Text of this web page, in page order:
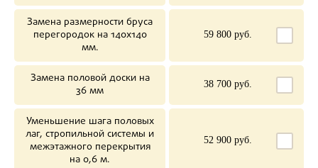
Замена размерности бруса
перегородок на 140х140
мм.
59 800 руб.
Замена половой доски на
36 мм
38 700 руб.
Уменьшение шага половых
лаг, стропильной системы и
межэтажного перекрытия
на 0,6 м.
52 900 руб.